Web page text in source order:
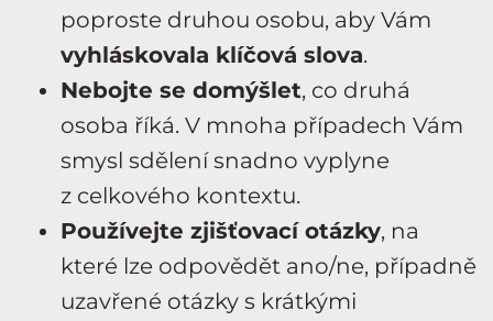
poproste druhou osobu, aby Vám
vyhláskovala klíčová slova.
Nebojte se domýšlet, co druhá
osoba říká. V mnoha případech Vám
smysl sdělení snadno vyplyne
z celkového kontextu.
Používejte zjišťovací otázky, na
které lze odpovědět ano/ne, případně
uzavřené otázky s krátkými